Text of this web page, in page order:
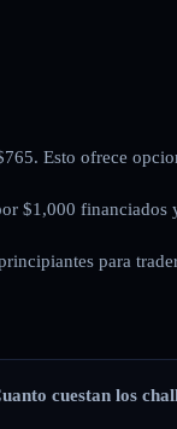
Esto ofrece
$1,000
para
cuestan los